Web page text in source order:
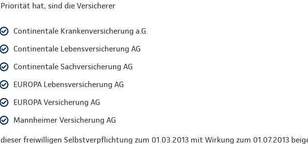
Priorität hat, sind die Versicherer
Continentale Krankenversicherung a.G.
Continentale Lebensversicherung AG
Continentale Sachversicherung AG
EUROPA Lebensversicherung AG
EUROPA Versicherung AG
Mannheimer Versicherung AG
dieser freiwilligen Selbstverpflichtung zum 01.03.2013 mit Wirkung zum 01.07.2013